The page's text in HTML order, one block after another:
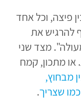
פיצה, וכל אחד
להרגיש את
מצד שני
או מתכון, קמח
מבחוץ,
שצריך.